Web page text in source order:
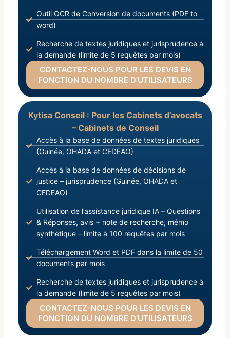
Outil OCR de Conversion de documents (PDF to
word)
Recherche de textes juridiques et jurisprudence à
la demande (limite de 5 requêtes par mois)
CONTACTEZ-NOUS POUR LES DEVIS EN
FONCTION DU NOMBRE D’UTILISATEURS
Kytisa Conseil : Pour les Cabinets d’avocats
– Cabinets de Conseil
Accès à la base de données de textes juridiques
(Guinée, OHADA et CEDEAO)
Accès à la base de données de décisions de
justice – jurisprudence (Guinée, OHADA et
CEDEAO)
Utilisation de l’assistance juridique IA – Questions
& Réponses, avis + note de recherche, mémo
synthétique – limite à 100 requêtes par mois
Téléchargement Word et PDF dans la limite de 50
documents par mois
Recherche de textes juridiques et jurisprudence à
la demande (limite de 5 requêtes par mois)
CONTACTEZ-NOUS POUR LES DEVIS EN
FONCTION DU NOMBRE D’UTILISATEURS